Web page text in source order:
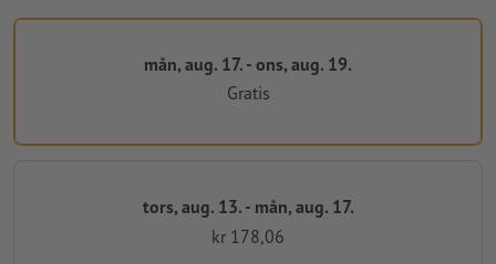
mån, aug. 17. - ons, aug. 19.
Gratis
tors, aug. 13. - mån, aug. 17.
kr 178,06